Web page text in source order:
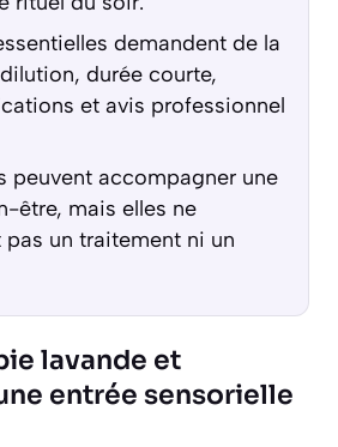
demandent de la
durée courte,
et avis professionnel
peuvent accompagner une
être, mais elles ne
pas un traitement ni un
lavande et
entrée sensorielle